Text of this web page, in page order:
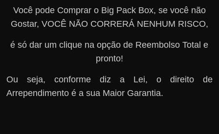
Você pode Comprar o Big Pack Box, se você não
Gostar, VOCÊ NÃO CORRERÁ NENHUM RISCO,
é só dar um clique na opção de Reembolso Total e
pronto!
Ou seja, conforme diz a Lei, o direito de
Arrependimento é a sua Maior Garantia.